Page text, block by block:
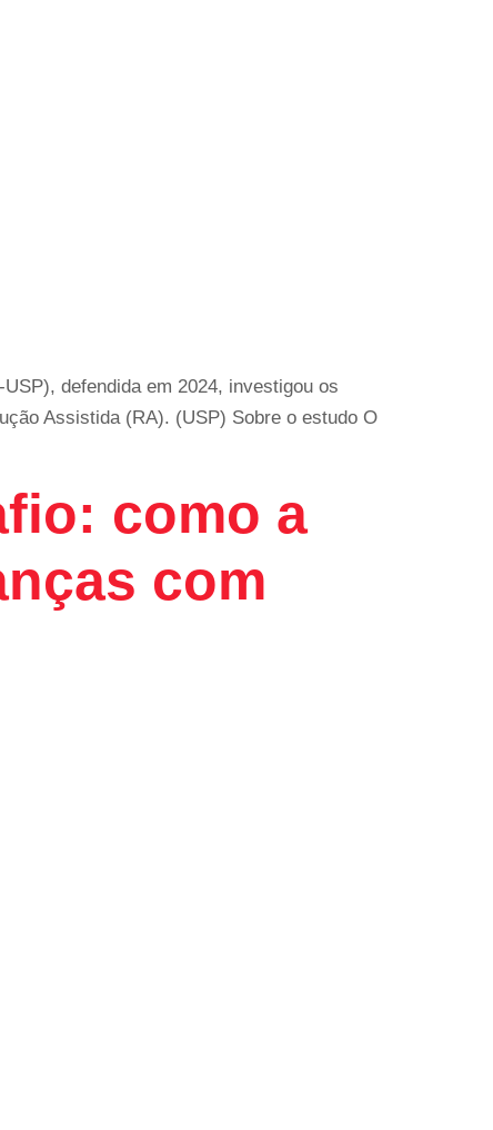
defendida em 2024, investigou os
Assistida (RA). (USP) Sobre o estudo O
como a
com